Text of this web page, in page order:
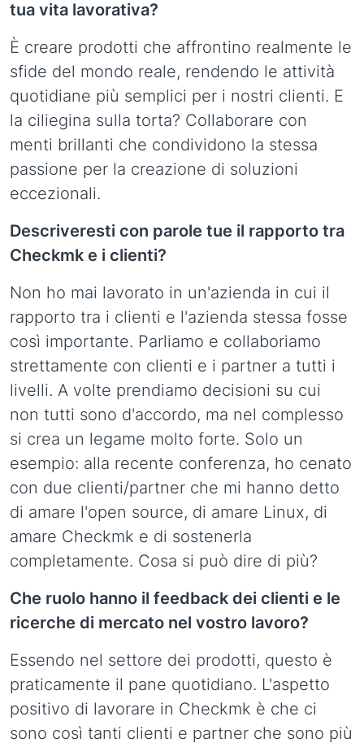
tua vita lavorativa?
È creare prodotti che affrontino realmente le
sfide del mondo reale, rendendo le attività
quotidiane più semplici per i nostri clienti. E
la ciliegina sulla torta? Collaborare con
menti brillanti che condividono la stessa
passione per la creazione di soluzioni
eccezionali.
Descriveresti con parole tue il rapporto tra
Checkmk e i clienti?
Non ho mai lavorato in un'azienda in cui il
rapporto tra i clienti e l'azienda stessa fosse
così importante. Parliamo e collaboriamo
strettamente con clienti e i partner a tutti i
livelli. A volte prendiamo decisioni su cui
non tutti sono d'accordo, ma nel complesso
si crea un legame molto forte. Solo un
esempio: alla recente conferenza, ho cenato
con due clienti/partner che mi hanno detto
di amare l'open source, di amare Linux, di
amare Checkmk e di sostenerla
completamente. Cosa si può dire di più?
Che ruolo hanno il feedback dei clienti e le
ricerche di mercato nel vostro lavoro?
Essendo nel settore dei prodotti, questo è
praticamente il pane quotidiano. L'aspetto
positivo di lavorare in Checkmk è che ci
sono così tanti clienti e partner che sono più